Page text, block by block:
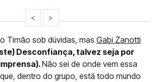
< >
Timão sob dúvidas, mas Gabi Zanotti
Desconfiança, talvez seja por
Não sei de onde vem essa
dentro do grupo, está todo mundo